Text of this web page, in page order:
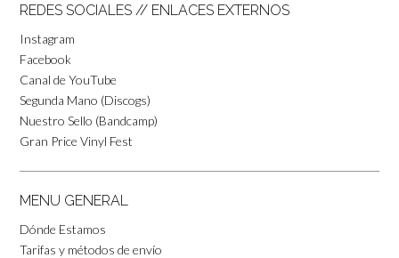
REDES SOCIALES // ENLACES EXTERNOS
Instagram
Facebook
Canal de YouTube
Segunda Mano (Discogs)
Nuestro Sello (Bandcamp)
Gran Price Vinyl Fest
MENU GENERAL
Dónde Estamos
Tarifas y métodos de envío